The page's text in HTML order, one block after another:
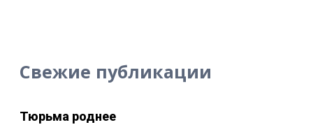
Свежие публикации
Тюрьма роднее